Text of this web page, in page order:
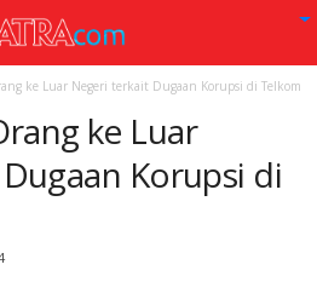
ke Luar Negeri terkait Dugaan Korupsi di Telkom
ke Luar
Korupsi di